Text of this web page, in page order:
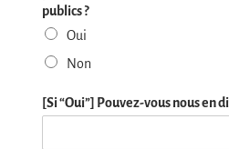
publics ?
Oui
Non
[Si “Oui”] Pouvez-vous nous en